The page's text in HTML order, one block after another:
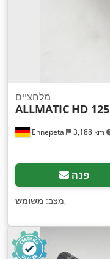
Ennepetal 3,188 km
מלחציים
ALLMATIC HD 125
פנה
מצב: משומש ,